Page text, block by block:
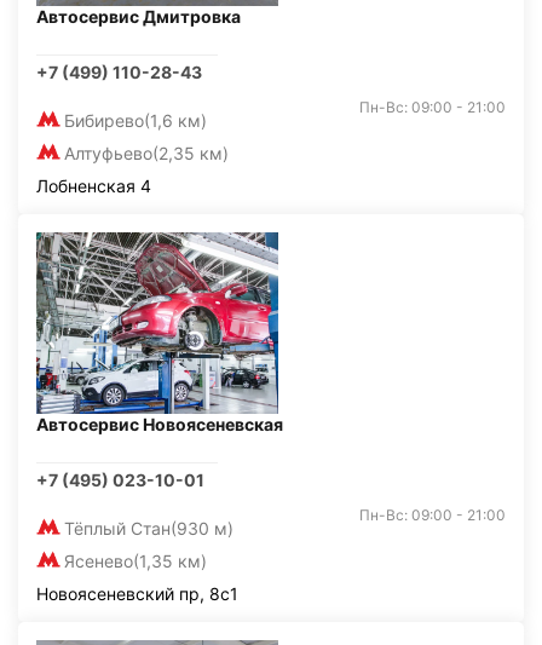
Автосервис Дмитровка
+7 (499) 110-28-43
Бибирево(1,6 км)
Алтуфьево(2,35 км)
Пн-Вс: 09:00 - 21:00
Лобненская 4
Автосервис Новоясеневская
+7 (495) 023-10-01
Тёплый Стан(930 м)
Ясенево(1,35 км)
Пн-Вс: 09:00 - 21:00
Новоясеневский пр, 8с1